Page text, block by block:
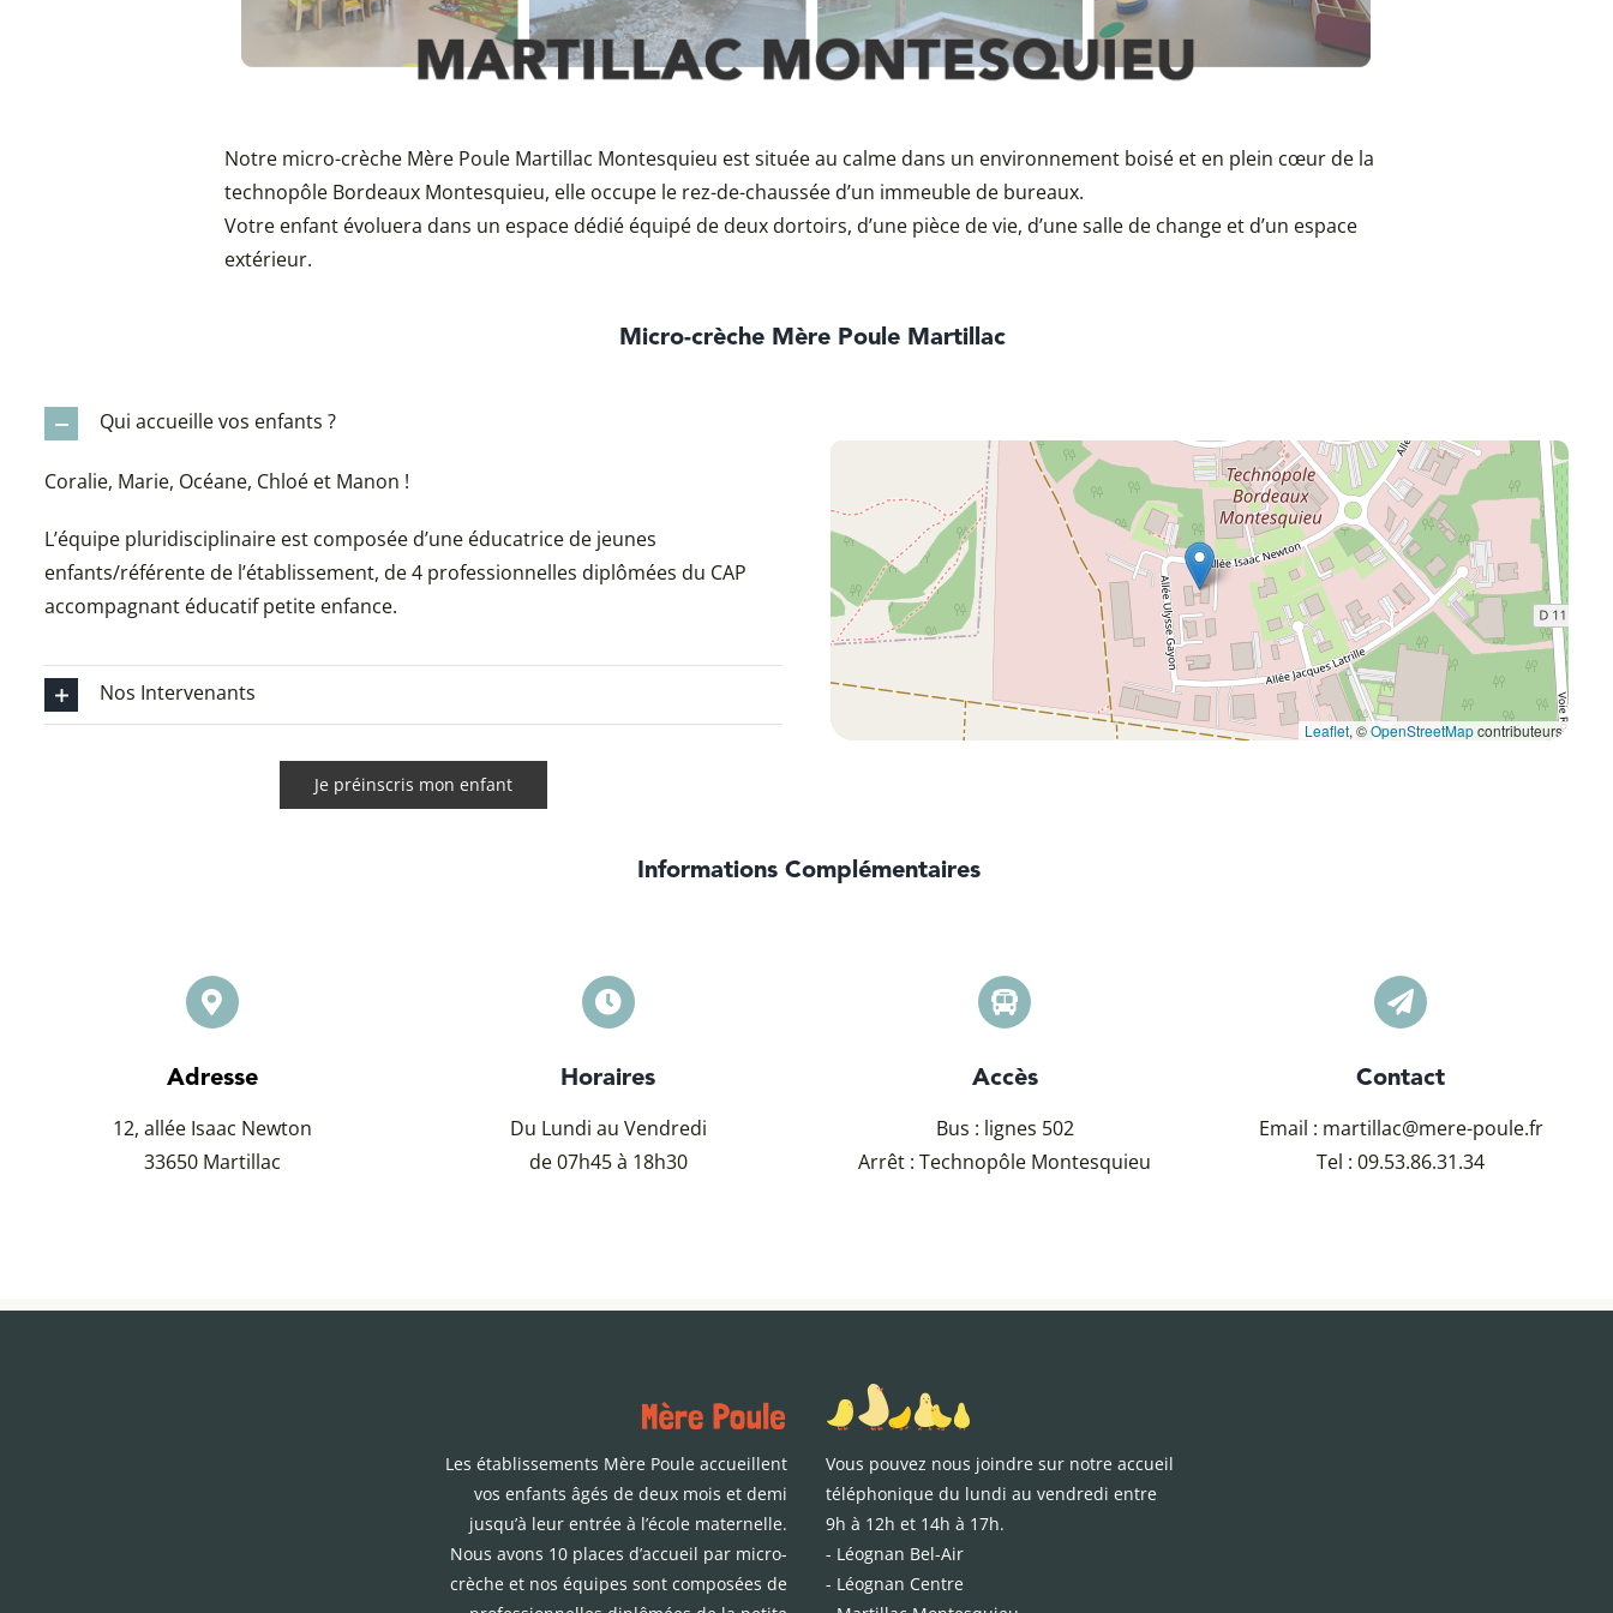
Notre micro-crèche Mère Poule Martillac Montesquieu est située au calme dans un environnement boisé et en plein cœur de la
technopôle Bordeaux Montesquieu, elle occupe le rez-de-chaussée d’un immeuble de bureaux.
Votre enfant évoluera dans un espace dédié équipé de deux dortoirs, d’une pièce de vie, d’une salle de change et d’un espace
extérieur.
Micro-crèche Mère Poule Martillac
Qui accueille vos enfants ?
Coralie, Marie, Océane, Chloé et Manon !
L’équipe pluridisciplinaire est composée d’une éducatrice de jeunes
enfants/référente de l’établissement, de 4 professionnelles diplômées du CAP
accompagnant éducatif petite enfance.
Nos Intervenants
Je préinscris mon enfant
Leaflet, ©OpenStreetMapcontributeurs
Informations Complémentaires
Adresse
12, allée Isaac Newton
33650 Martillac
Horaires
Du Lundi au Vendredi
de 07h45 à 18h30
Accès
Bus : lignes 502
Arrêt : Technopôle Montesquieu
Contact
Email : martillac@mere-poule.fr
Tel :09.53.86.31.34
Les établissements Mère Poule accueillent
vos enfants âgés de deux mois et demi
jusqu’à leur entrée à l’école maternelle.
Nous avons 10 places d’accueil par micro-
crèche et nos équipes sont composées de
Vous pouvez nous joindre sur notre accueil
téléphonique du lundi au vendredi entre
9h à 12h et 14h à 17h.
- Léognan Bel-Air
- Léognan Centre